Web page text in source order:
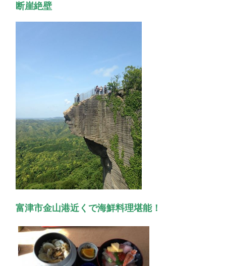
断崖絶壁
富津市金山港近くで海鮮料理堪能！